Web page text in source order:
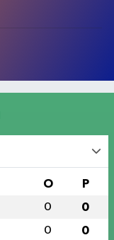
O P
0 0
0 0